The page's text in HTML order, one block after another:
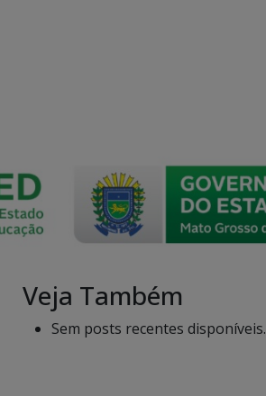
Veja Também
Sem posts recentes disponíveis.